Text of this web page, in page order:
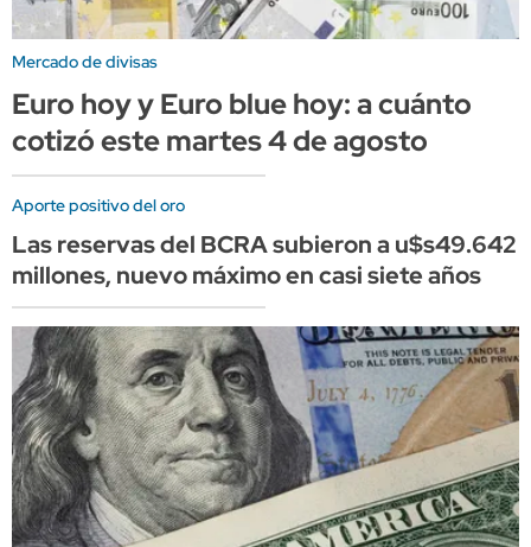
Mercado de divisas
Euro hoy y Euro blue hoy: a cuánto
cotizó este martes 4 de agosto
Aporte positivo del oro
Las reservas del BCRA subieron a u$s49.642
millones, nuevo máximo en casi siete años